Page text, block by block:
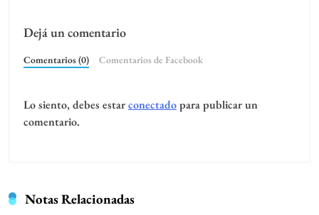
Dejá un comentario
Comentarios (0) Comentarios de Facebook
Lo siento, debes estarconectadopara publicar un
comentario.
Notas Relacionadas